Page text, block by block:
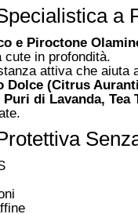
a
e Piroctone
cute in profondità.
attiva che aiuta
Dolce (Citrus
di Lavanda, Tea
.